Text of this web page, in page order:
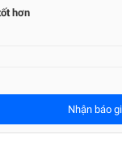
hơn
Nhận báo